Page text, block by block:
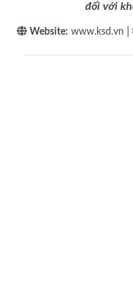
đối với
Website: www.ksd.vn